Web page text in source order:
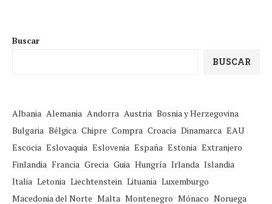
Buscar
BUSCAR
Albania Alemania Andorra Austria Bosnia y Herzegovina
Bulgaria Bélgica Chipre Compra Croacia Dinamarca EAU
Escocia Eslovaquia Eslovenia España Estonia Extranjero
Finlandia Francia Grecia Guia Hungría Irlanda Islandia
Italia Letonia Liechtenstein Lituania Luxemburgo
Macedonia del Norte Malta Montenegro Mónaco Noruega